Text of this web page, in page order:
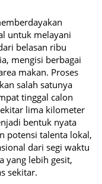
untuk melayani
belasan ribu
mengisi berbagai
makan. Proses
salah satunya
tinggal calon
lima kilometer
bentuk nyata
potensi talenta lokal,
dari segi waktu
yang lebih gesit,
sekitar.